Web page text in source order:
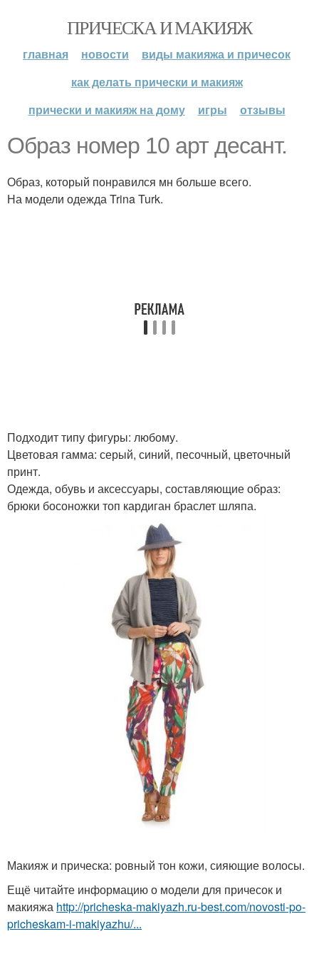
ПРИЧЕСКА И МАКИЯЖ
главная новости
виды макияжа и причесок
как делать прически и макияж
прически и макияж на дому
игры отзывы
Образ номер 10 арт десант.
Образ, который понравился мн больше всего.
На модели одежда Trina Turk.
Подходит типу фигуры: любому.
Цветовая гамма: серый, синий, песочный, цветочный
принт.
Одежда, обувь и аксессуары, составляющие образ:
брюки босоножки топ кардиган браслет шляпа.
Макияж и прическа: ровный тон кожи, сияющие волосы.
Ещё читайте информацию о модели для причесок и
макияжа http://pricheska-makiyazh.ru-best.com/novosti-po-
pricheskam-i-makiyazhu/...